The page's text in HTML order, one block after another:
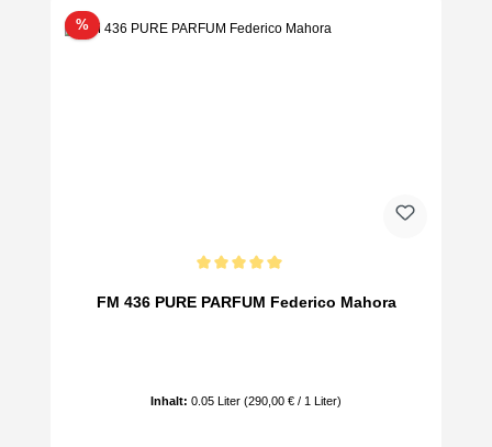
%Rabatt
FM 436 PURE PARFUM Federico Mahora
Inhalt: 0.05 Liter (290,00 € / 1 Liter)